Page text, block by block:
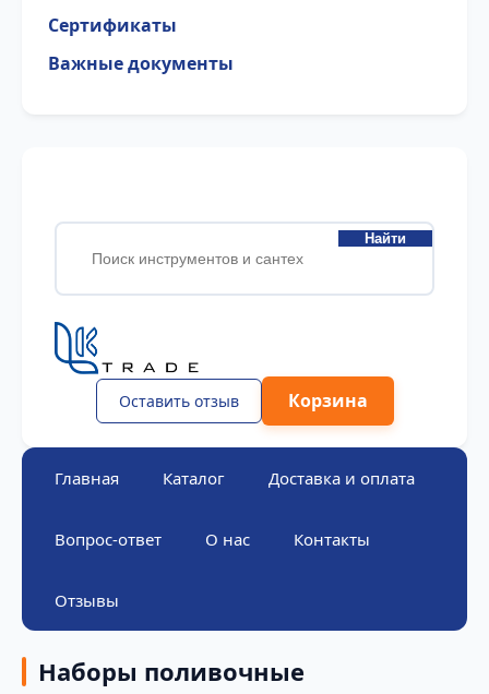
Сертификаты
Важные документы
Найти
Оставить отзыв Корзина
Главная Каталог Доставка и оплата
Вопрос-ответ О нас Контакты
Отзывы
Наборы поливочные